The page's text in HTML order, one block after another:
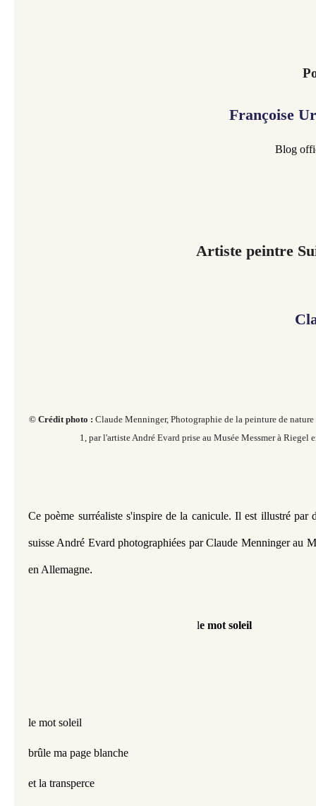
Françoise
Blog
Artiste peintre
© Crédit photo : Claude Menninger, Photographie de la peinture de
1, par l'artiste André Evard prise au Musée Messmer à Riegel
Ce poème surréaliste s'inspire de la canicule. Il est illustré par
suisse André Evard photographiées parClaude Menninger au
en Allemagne.
le mot soleil
le mot soleil
brûle ma page blanche
et la transperce